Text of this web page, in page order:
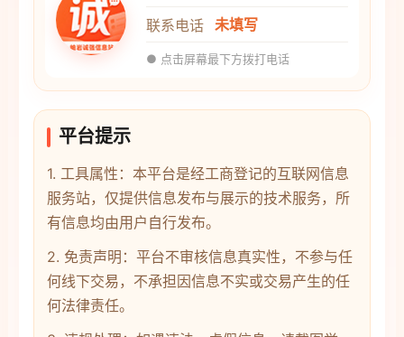
联系电话 未填写
● 点击屏幕最下方拨打电话
平台提示
1. 工具属性：本平台是经工商登记的互联网信息
服务站，仅提供信息发布与展示的技术服务，所
有信息均由用户自行发布。
2. 免责声明：平台不审核信息真实性，不参与任
何线下交易，不承担因信息不实或交易产生的任
何法律责任。